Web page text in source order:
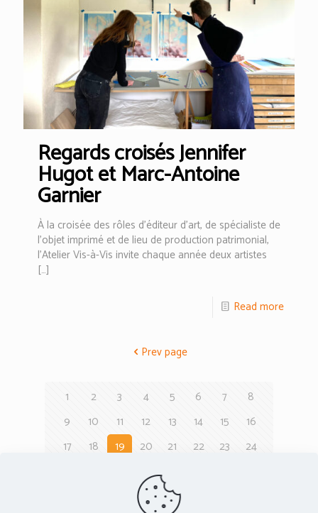
Regards croisés Jennifer
Hugot et Marc-Antoine
Garnier
À la croisée des rôles d’éditeur d’art, de spécialiste de
l’objet imprimé et de lieu de production patrimonial,
l’Atelier Vis-à-Vis invite chaque année deux artistes
[…]
Read more
Prev page
1 2 3 4 5 6 7
8
9
10 11 12 13 14 15
16
17
18 19 20 21 22 23
24
Next page